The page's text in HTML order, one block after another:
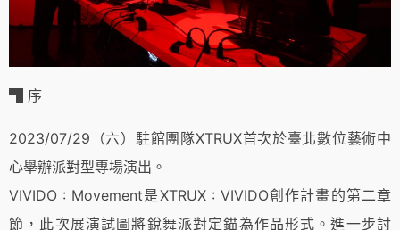
▜ 序
2023/07/29（六）駐館團隊XTRUX首次於臺北數位藝術中
心舉辦派對型專場演出。
VIVIDO : Movement是XTRUX : VIVIDO創作計畫的第二章
節，此次展演試圖將銳舞派對定錨為作品形式。進一步討